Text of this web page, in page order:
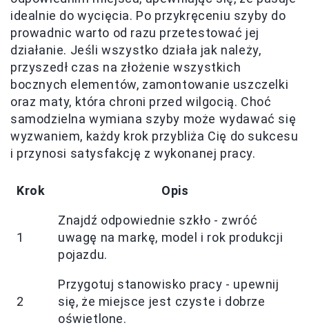
idealnie do wycięcia. Po przykręceniu szyby do
prowadnic warto od razu przetestować jej
działanie. Jeśli wszystko działa jak należy,
przyszedł czas na złożenie wszystkich
bocznych elementów, zamontowanie uszczelki
oraz maty, która chroni przed wilgocią. Choć
samodzielna wymiana szyby może wydawać się
wyzwaniem, każdy krok przybliża Cię do sukcesu
i przynosi satysfakcję z wykonanej pracy.
Krok Opis
1
Znajdź odpowiednie szkło - zwróć
uwagę na markę, model i rok produkcji
pojazdu.
2
Przygotuj stanowisko pracy - upewnij
się, że miejsce jest czyste i dobrze
oświetlone.